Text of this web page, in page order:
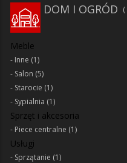
DOM I OGRÓD
Meble
Inne (1)
Salon (5)
Starocie (1)
Sypialnia (1)
Sprzęt i akcesoria
Piece centralne (1)
Usługi
Sprzątanie (1)